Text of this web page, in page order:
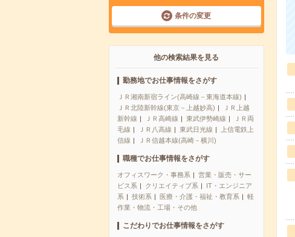
条件の変更
他の検索結果を見る
勤務地でお仕事情報をさがす
ＪＲ湘南新宿ライン(高崎線－東海道本線)
ＪＲ北陸新幹線(東京－上越妙高)
ＪＲ上越
新幹線
ＪＲ高崎線 東武伊勢崎線
ＪＲ両
毛線
ＪＲ八高線 東武日光線
上信電鉄上
信線
ＪＲ信越本線(高崎－横川)
職種でお仕事情報をさがす
オフィスワーク・事務系
営業・販売・サー
ビス系
クリエイティブ系
IT・エンジニア
系
技術系 医療・介護・福祉・教育系
軽
作業・物流・工場・その他
こだわりでお仕事情報をさがす